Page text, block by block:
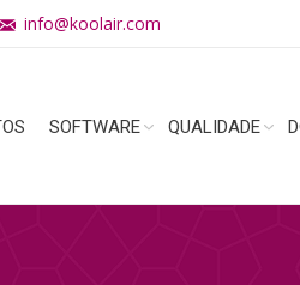
info@koolair.com
SOFTWARE QUALIDADE